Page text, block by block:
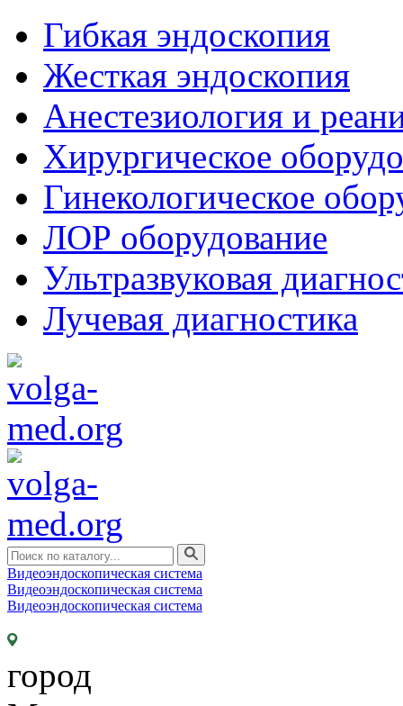
Гибкая эндоскопия
Жесткая эндоскопия
Анестезиология и
Хирургическое
Гинекологическое
ЛОР оборудование
Ультразвуковая
Лучевая диагностика
Видеоэндоскопическая система
Видеоэндоскопическая система
Видеоэндоскопическая система
город